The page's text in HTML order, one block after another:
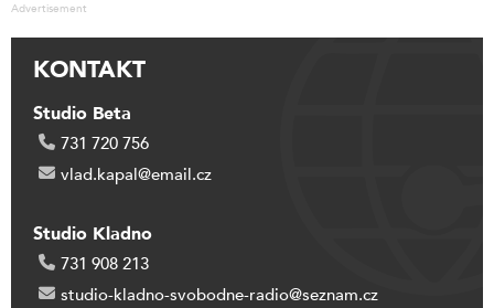
Advertisement
KONTAKT
Studio Beta
731 720 756
vlad.kapal@email.cz
Studio Kladno
731 908 213
studio-kladno-svobodne-radio@seznam.cz